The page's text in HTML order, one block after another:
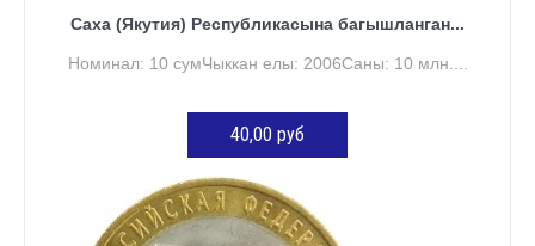
Саха (Якутия) Республикасына багышланган...
Номинал: 10 сумЧыккан елы: 2006Саны: 10 млн....
40,00 руб
КӘРҖИНГӘ ӨСТӘҮ